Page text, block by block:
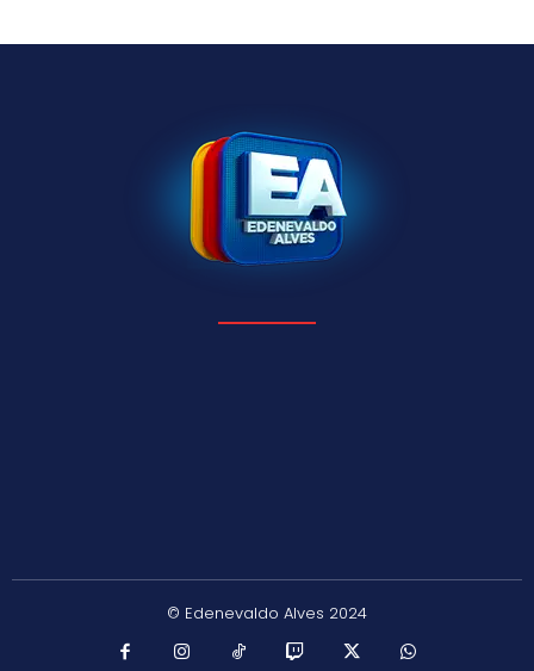
© Edenevaldo Alves 2024